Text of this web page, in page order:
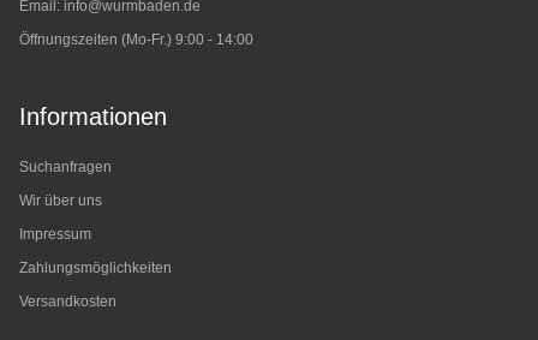
Email: info@wurmbaden.de
Öffnungszeiten (Mo-Fr.) 9:00 - 14:00
Informationen
Suchanfragen
Wir über uns
Impressum
Zahlungsmöglichkeiten
Versandkosten